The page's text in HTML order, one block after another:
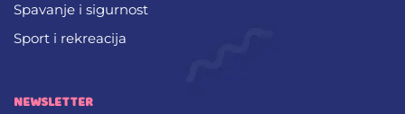
Spavanje i sigurnost
Sport i rekreacija
NEWSLETTER